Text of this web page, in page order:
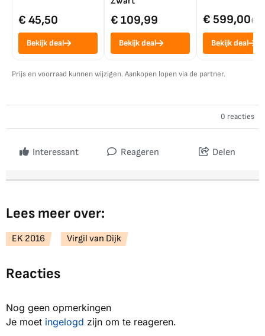
€ 45,50
Bekijk deal
€ 109,99
Bekijk deal
€ 599,00€
Bekijk deal
Prijs en voorraad kunnen wijzigen. Aankopen lopen via de partner.
0 reacties
Interessant Reageren Delen
Lees meer over:
EK 2016 Virgil van Dijk
Reacties
Nog geen opmerkingen
Je moet ingelogd zijn om te reageren.